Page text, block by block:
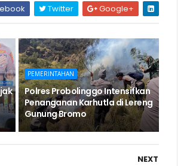
Twitter Google+
PEMERINTAHAN
Polres Probolinggo Intensifkan
Penanganan Karhutla di Lereng
Gunung Bromo
NEXT